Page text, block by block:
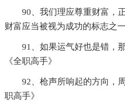
90、我们理应尊重财富，
财富应当被视为成功的标志之一
91、如果运气好也是错
《全职高手》
92、枪声所响起的方向
职高手》